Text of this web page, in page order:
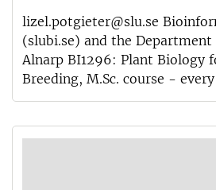
lizel.potgieter@slu.se
(slubi.se) and the
Alnarp BI1296: Plant Biology
Breeding, M.Sc. course -